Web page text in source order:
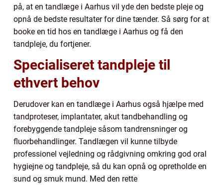
på, at en tandlæge i Aarhus vil yde den bedste pleje og
opnå de bedste resultater for dine tænder. Så sørg for at
booke en tid hos en tandlæge i Aarhus og få den
tandpleje, du fortjener.
Specialiseret tandpleje til
ethvert behov
Derudover kan en tandlæge i Aarhus også hjælpe med
tandproteser, implantater, akut tandbehandling og
forebyggende tandpleje såsom tandrensninger og
fluorbehandlinger. Tandlægen vil kunne tilbyde
professionel vejledning og rådgivning omkring god oral
hygiejne og tandpleje, så du kan opnå og opretholde en
sund og smuk mund. Med den rette